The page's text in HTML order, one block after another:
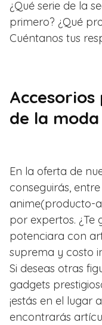
¿Qué serie de la
primero? ¿Qué
Cuéntanos tus
de la
En la oferta de
conseguirás,
anime(producto-
por expertos. ¿Te
potenciara con
suprema y costo
Si deseas otras
gadgets
¡estás en el lugar
encontrarás